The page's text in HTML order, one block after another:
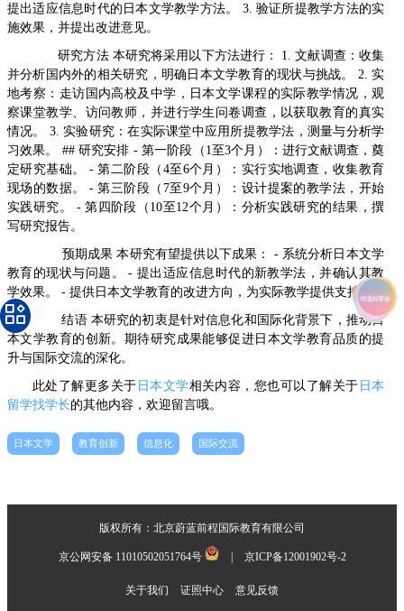
提出适应信息时代的日本文学教学方法。 3. 验证所提教学方法的实
施效果，并提出改进意见。
研究方法 本研究将采用以下方法进行： 1. 文献调查：收集
并分析国内外的相关研究，明确日本文学教育的现状与挑战。 2. 实
地考察：走访国内高校及中学，日本文学课程的实际教学情况，观
察课堂教学、访问教师，并进行学生问卷调查，以获取教育的真实
情况。 3. 实验研究：在实际课堂中应用所提教学法，测量与分析学
习效果。 ## 研究安排 - 第一阶段（1至3个月）：进行文献调查，奠
定研究基础。 - 第二阶段（4至6个月）：实行实地调查，收集教育
现场的数据。 - 第三阶段（7至9个月）：设计提案的教学法，开始
实践研究。 - 第四阶段（10至12个月）：分析实践研究的结果，撰
写研究报告。
预期成果 本研究有望提供以下成果： - 系统分析日本文学
教育的现状与问题。 - 提出适应信息时代的新教学法，并确认其教
学效果。 - 提供日本文学教育的改进方向，为实际教学提供支持。
结语 本研究的初衷是针对信息化和国际化背景下，推动日
本文学教育的创新。期待研究成果能够促进日本文学教育品质的提
升与国际交流的深化。
此处了解更多关于 日本文学相关内容，您也可以了解关于 日本
留学找学长的其他内容，欢迎留言哦。
日本文学 教育创新 信息化 国际交流
版权所有：北京蔚蓝前程国际教育有限公司
京公网安备 11010502051764号 | 京ICP备12001902号-2
关于我们 证照中心 意见反馈